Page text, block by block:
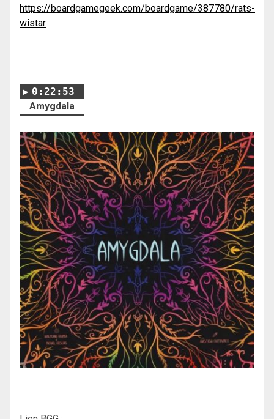
https://boardgamegeek.com/boardgame/387780/rats-
wistar
0:22:53
Amygdala